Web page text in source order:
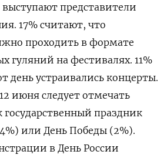
выступают представители
17% считают, что
проходить в формате
гуляний на фестивалях. 11%
день устраивались концерты.
июня следует отмечать
государственный праздник
или День Победы (2%).
в День России